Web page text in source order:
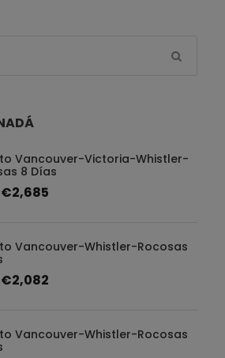
Vancouver-Victoria-Whistler-
8 Días
€2,685
Vancouver-Whistler-Rocosas
€2,082
Vancouver-Whistler-Rocosas